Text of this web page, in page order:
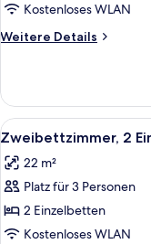
anzeigen
Kostenloses WLAN
Weitere Details
Weitere
1 Einzelbett
Alle
Fotos
für
Zweibettzimmer,
2 Einzelbetten
anzeigen
6
Zweibettzimmer, 2
22 m²
Platz für 3 Personen
2 Einzelbetten
Kostenloses WLAN